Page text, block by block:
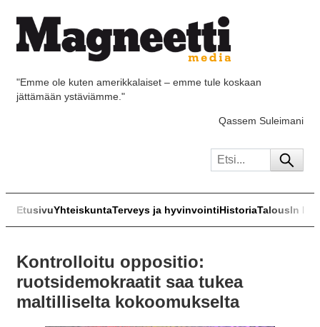
"Emme ole kuten amerikkalaiset – emme tule koskaan
jättämään ystäviämme."
Qassem Suleimani
EtusivuYhteiskuntaTerveys ja hyvinvointiHistoriaTalousIn
Kontrolloitu oppositio:
ruotsidemokraatit saa tukea
maltilliselta kokoomukselta